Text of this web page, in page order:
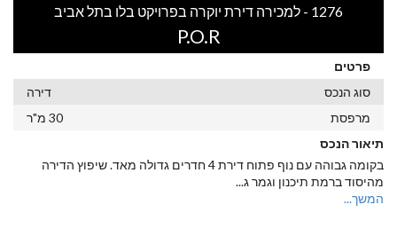
1276 - למכירה דירת יוקרה בפרויקט בלו בתל אביב
P.O.R
פרטים
סוג הנכס
דירה
מרפסת
30 מ"ר
תיאור הנכס
בקומה גבוהה עם נוף פתוח דירת 4 חדרים גדולה מאד. שיפוץ הדירה
מהיסוד ברמת תיכנון וגמר ג...
המשך...